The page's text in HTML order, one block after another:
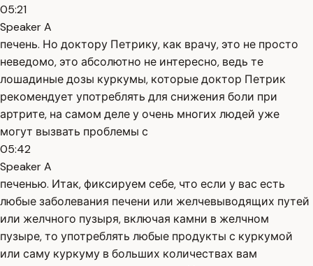
05:21
Speaker A
печень. Но доктору Петрику, как врачу, это не просто
неведомо, это абсолютно не интересно, ведь те
лошадиные дозы куркумы, которые доктор Петрик
рекомендует употреблять для снижения боли при
артрите, на самом деле у очень многих людей уже
могут вызвать проблемы с
05:42
Speaker A
печенью. Итак, фиксируем себе, что если у вас есть
любые заболевания печени или желчевыводящих путей
или желчного пузыря, включая камни в желчном
пузыре, то употреблять любые продукты с куркумой
или саму куркуму в больших количествах вам